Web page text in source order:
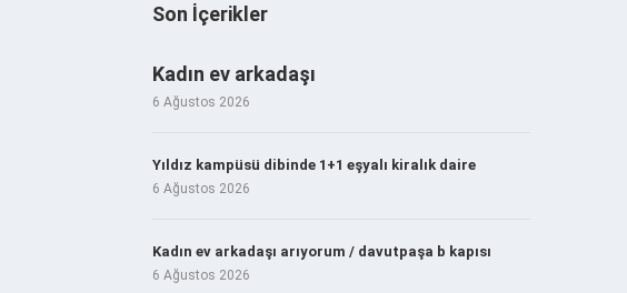
Son İçerikler
Kadın ev arkadaşı
6 Ağustos 2026
Yıldız kampüsü dibinde 1+1 eşyalı kiralık daire
6 Ağustos 2026
Kadın ev arkadaşı arıyorum / davutpaşa b kapısı
6 Ağustos 2026